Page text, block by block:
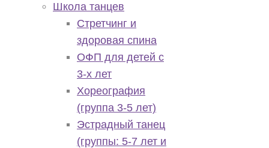
Школа танцев
Стретчинг и
здоровая спина
ОФП для детей с
3-х лет
Хореография
(группа 3-5 лет)
Эстрадный танец
(группы: 5-7 лет и